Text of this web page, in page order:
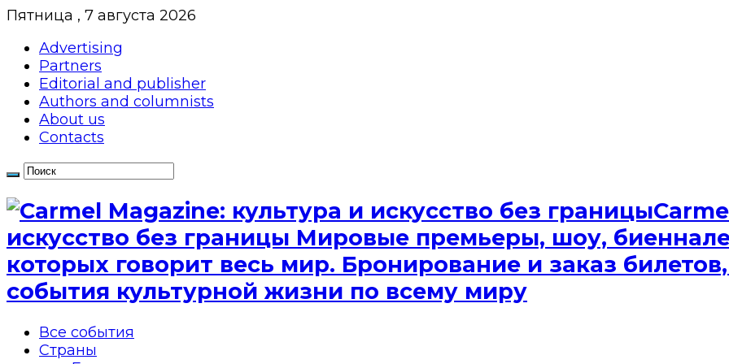
Пятница , 7 августа 2026
Advertising
Partners
Editorial and publisher
Authors and columnists
About us
Contacts
искусство без границы Мировые премьеры, шоу,
которых говорит весь мир. Бронирование и заказ
события культурной жизни по всему миру
Все события
Страны